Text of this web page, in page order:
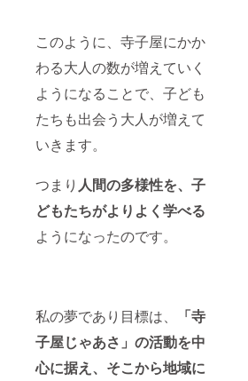
このように、寺子屋にかか
わる大人の数が増えていく
ようになることで、子ども
たちも出会う大人が増えて
いきます。
つまり 人間の多様性を、子
どもたちがよりよく学べる
ようになったのです。
私の夢であり目標は、
「寺
子屋じゃあさ」の活動を中
心に据え、そこから地域に